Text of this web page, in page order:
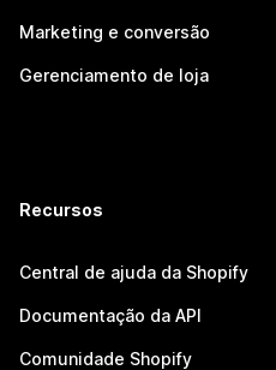
Marketing e conversão
Gerenciamento de loja
Recursos
Central de ajuda da Shopify
Documentação da API
Comunidade Shopify